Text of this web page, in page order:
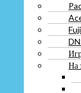
На